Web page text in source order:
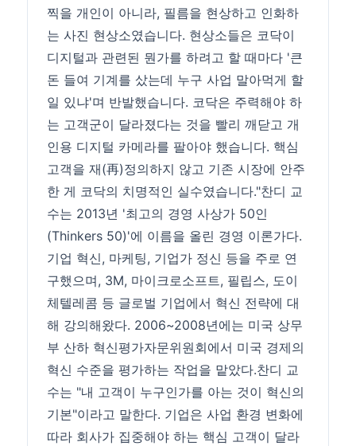
찍을 개인이 아니라, 필름을 현상하고 인화하
는 사진 현상소였습니다. 현상소들은 코닥이
디지털과 관련된 뭔가를 하려고 할 때마다 '큰
돈 들여 기계를 샀는데 누구 사업 말아먹게 할
일 있냐'며 반발했습니다. 코닥은 주력해야 하
는 고객군이 달라졌다는 것을 빨리 깨닫고 개
인용 디지털 카메라를 팔아야 했습니다. 핵심
고객을 재(再)정의하지 않고 기존 시장에 안주
한 게 코닥의 치명적인 실수였습니다."찬디 교
수는 2013년 '최고의 경영 사상가 50인
(Thinkers 50)'에 이름을 올린 경영 이론가다.
기업 혁신, 마케팅, 기업가 정신 등을 주로 연
구했으며, 3M, 마이크로소프트, 필립스, 도이
체텔레콤 등 글로벌 기업에서 혁신 전략에 대
해 강의해왔다. 2006~2008년에는 미국 상무
부 산하 혁신평가자문위원회에서 미국 경제의
혁신 수준을 평가하는 작업을 맡았다.찬디 교
수는 "내 고객이 누구인가를 아는 것이 혁신의
기본"이라고 말한다. 기업은 사업 환경 변화에
따라 회사가 집중해야 하는 핵심 고객이 달라